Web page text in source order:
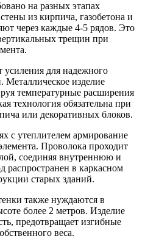
на разных этапах
из кирпича, газобетона и
через каждые 4-5 рядов. Это
трещин при
усиления для надежного
Металлическое изделие
температурные расширения
технология обязательна при
или декоративных блоков.
с утеплителем армирование
Проволока проходит
соединяя внутреннюю и
в каркасном
старых зданий.
также нуждаются в
более 2 метров. Изделие
предотвращает изгибные
веса.